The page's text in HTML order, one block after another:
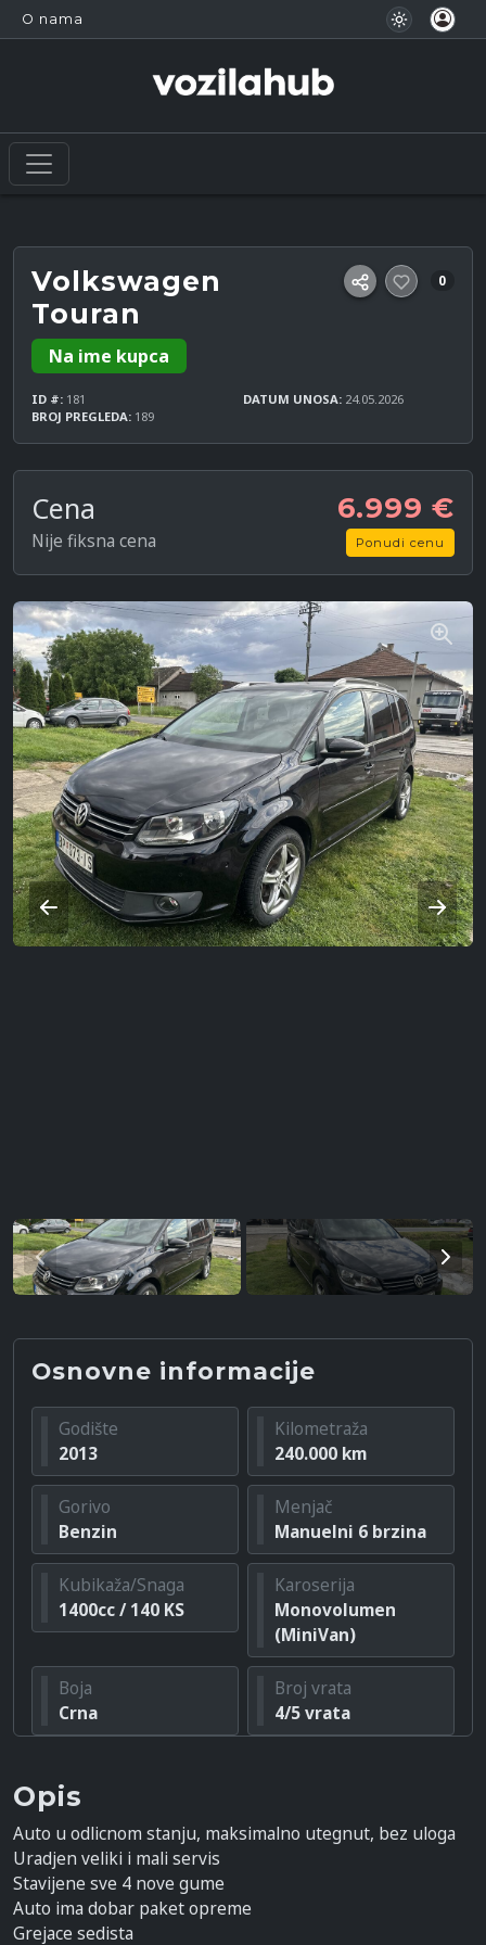
O nama
Volkswagen
Touran
Na ime kupca
ID #: 181 DATUM UNOSA: 24.05.2026
BROJ PREGLEDA: 189
0
Cena
Nije fiksna cena
6.999 €
Ponudi cenu
Osnovne informacije
Godište
2013
Kilometraža
240.000 km
Gorivo
Benzin
Menjač
Manuelni 6 brzina
Kubikaža/Snaga
1400cc / 140 KS
Karoserija
Monovolumen
(MiniVan)
Boja
Crna
Broj vrata
4/5 vrata
Opis
Auto u odlicnom stanju, maksimalno utegnut, bez uloga
Uradjen veliki i mali servis
Stavijene sve 4 nove gume
Auto ima dobar paket opreme
Grejace sedista